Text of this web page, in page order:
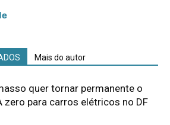
Mais do autor
quer tornar permanente o
zero para carros elétricos no DF